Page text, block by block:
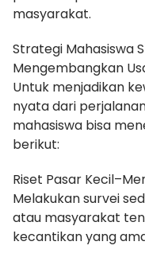
masyarakat.
Strategi Mahasiswa
Mengembangkan
Untuk menjadikan
nyata dari
mahasiswa bisa
berikut:
Riset Pasar
Melakukan survei
atau masyarakat
kecantikan yang